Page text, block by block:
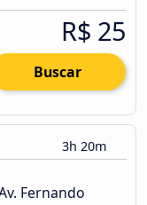
R$ 25
Buscar
3h 20m
Fernando